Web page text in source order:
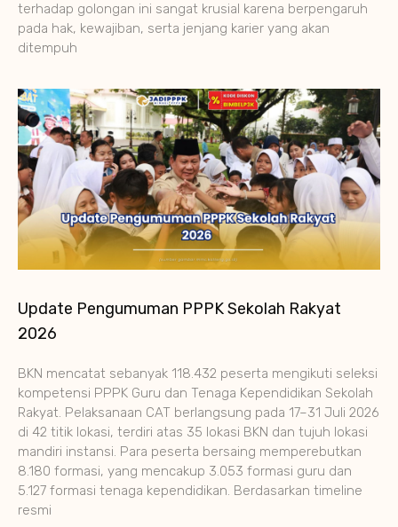
terhadap golongan ini sangat krusial karena berpengaruh
pada hak, kewajiban, serta jenjang karier yang akan
ditempuh
Update Pengumuman PPPK Sekolah Rakyat
2026
BKN mencatat sebanyak 118.432 peserta mengikuti seleksi
kompetensi PPPK Guru dan Tenaga Kependidikan Sekolah
Rakyat. Pelaksanaan CAT berlangsung pada 17–31 Juli 2026
di 42 titik lokasi, terdiri atas 35 lokasi BKN dan tujuh lokasi
mandiri instansi. Para peserta bersaing memperebutkan
8.180 formasi, yang mencakup 3.053 formasi guru dan
5.127 formasi tenaga kependidikan. Berdasarkan timeline
resmi